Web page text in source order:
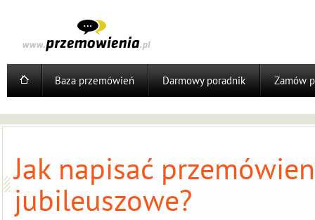
Baza przemówień Darmowy poradnik Zamów
Jak napisać
jubileuszowe?